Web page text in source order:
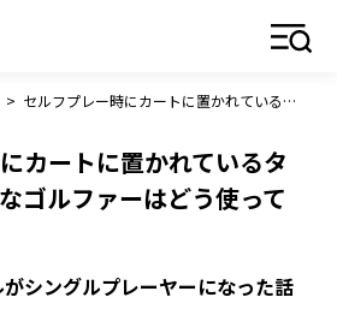
> セルフプレー時にカートに置かれているタオル、スマートなゴルファーはどう使ってる？
カートに置かれているタ
ゴルファーはどう使って
シングルプレーヤーになった話